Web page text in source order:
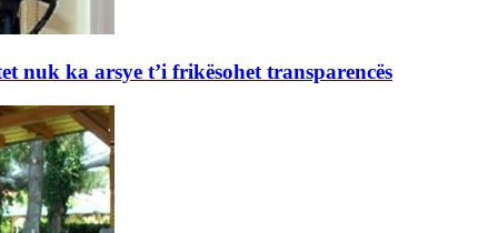
nuk ka arsye t’i frikësohet transparencës